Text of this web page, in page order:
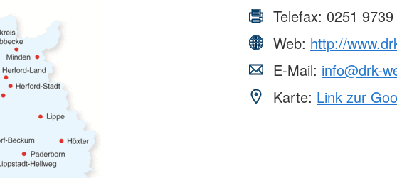
Telefax: 0251
Web: http://
E-Mail: info@drk-
Karte: Link zur